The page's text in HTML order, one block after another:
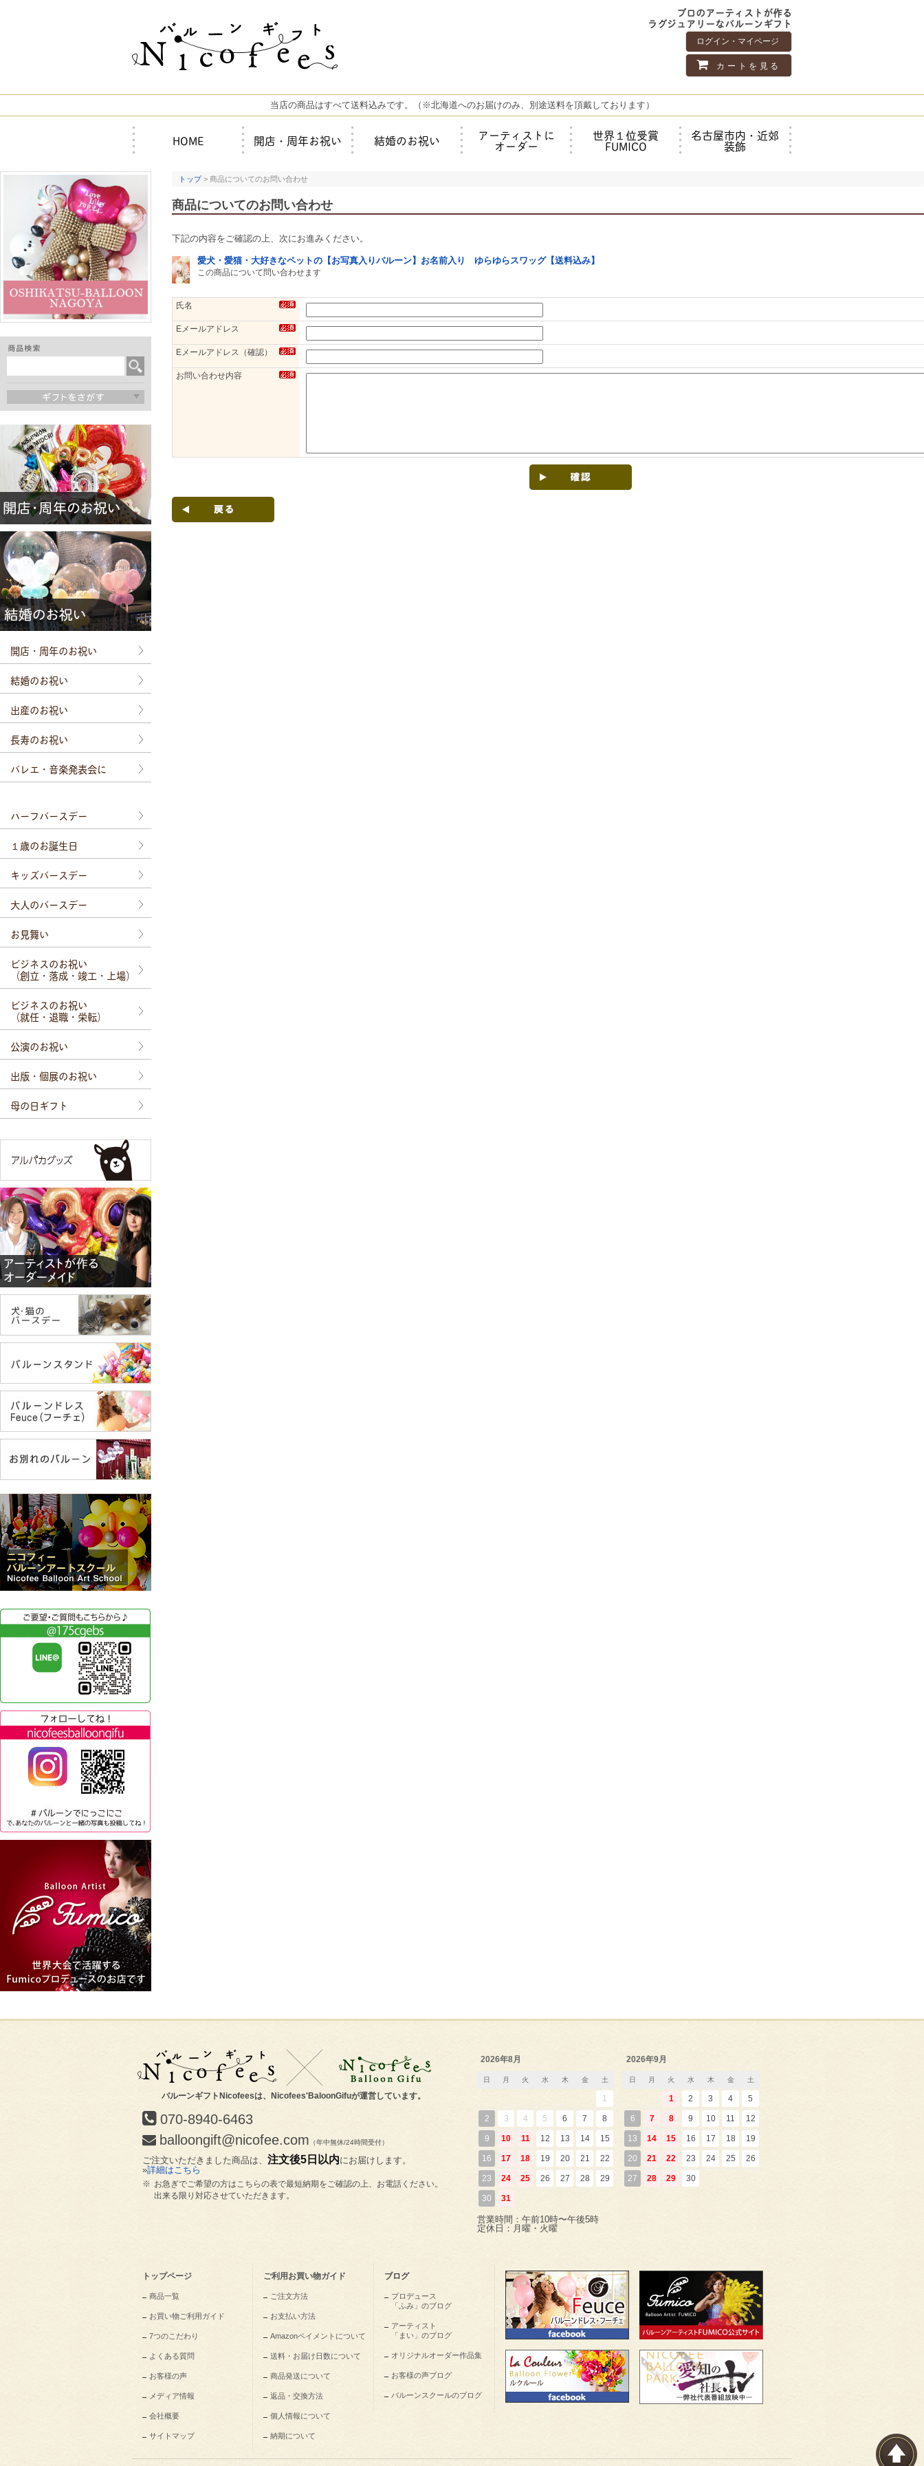
プロのアーティストが作る
ラグジュアリーなバルーンギフト
ログイン・マイページ
カートを見る
当店の商品はすべて送料込みです。（※北海道へのお届けのみ、別途送料を頂戴しております）
HOME 開店・周年お祝い 結婚のお祝い アーティストに
オーダー
世界１位受賞
FUMICO
名古屋市内・近郊
装飾
開店・周年のお祝い
結婚のお祝い
出産のお祝い
長寿のお祝い
バレエ・音楽発表会に
ハーフバースデー
１歳のお誕生日
キッズバースデー
大人のバースデー
お見舞い
ビジネスのお祝い
（創立・落成・竣工・上場）
ビジネスのお祝い
（就任・退職・栄転）
公演のお祝い
出版・個展のお祝い
母の日ギフト
トップ> 商品についてのお問い合わせ
商品についてのお問い合わせ
下記の内容をご確認の上、次にお進みください。
愛犬・愛猫・大好きなペットの【お写真入りバルーン】お名前入り ゆらゆらスワッグ【送料込み】
この商品について問い合わせます
氏名
Eメールアドレス
Eメールアドレス（確認）
お問い合わせ内容
バルーンギフトNicofeesは、Nicofees'BaloonGifuが運営しています。
070-8940-6463
balloongift@nicofee.com （年中無休/24時間受付）
ご注文いただきました商品は、 注文後5日以内にお届けします。
»詳細はこちら
※ お急ぎでご希望の方はこちらの表で最短納期をご確認の上、お電話ください。
出来る限り対応させていただきます。
2026年8月
日 月 火 水 木 金 土
1
2 3 4 5 6 7 8
9 10 11 12 13 14 15
16 17 18 19 20 21 22
23 24 25 26 27 28 29
30 31
2026年9月
日 月 火 水 木 金 土
1 2 3 4 5
6 7 8 9 10 11 12
13 14 15 16 17 18 19
20 21 22 23 24 25 26
27 28 29 30
営業時間：午前10時〜午後5時
定休日：月曜・火曜
トップページ
商品一覧
お買い物ご利用ガイド
7つのこだわり
よくある質問
お客様の声
メディア情報
会社概要
サイトマップ
ご利用お買い物ガイド
ご注文方法
お支払い方法
Amazonペイメントについて
送料・お届け日数について
商品発送について
返品・交換方法
個人情報について
納期について
ブログ
プロデュース
「ふみ」のブログ
アーティスト
「まい」のブログ
オリジナルオーダー作品集
お客様の声ブログ
バルーンスクールのブログ